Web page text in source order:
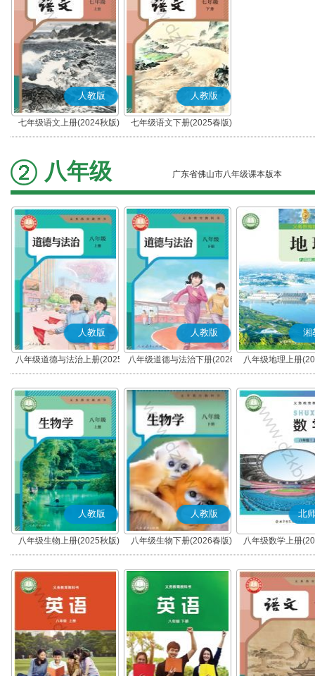
人教版
七年级语文上册(2024秋版)
(部编版)
人教版
七年级语文下册(2025春版)
(部编版)
八年级 广东省佛山市八年级课本版本
人教版
八年级道德与法治上册(2025
秋版)(部编版)
人教版
八年级道德与法治下册(2026
春版)(部编版)
湘
八年级地理上册
人教版
八年级生物上册(2025秋版)
人教版
八年级生物下册(2026春版)
北
八年级数学上册